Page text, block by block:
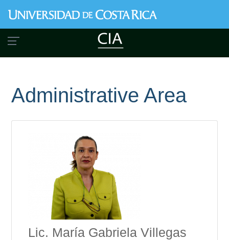
to
main
content
Administrative Area
Lic. María Gabriela Villegas